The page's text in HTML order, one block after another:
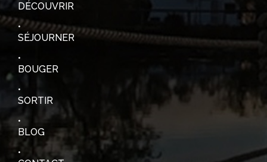
DÉCOUVRIR
SÉJOURNER
BOUGER
SORTIR
BLOG